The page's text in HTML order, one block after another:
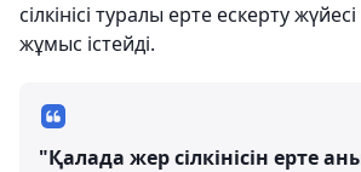
сілкінісі туралы ерте ескерту
жұмыс істейді.
"Қалада жер сілкінісін ерте